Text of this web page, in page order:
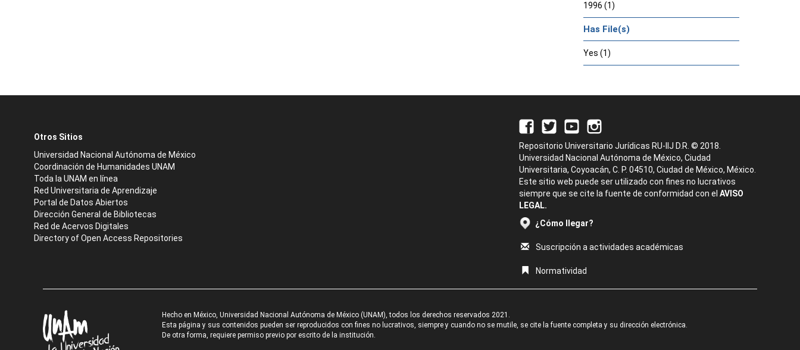
1996 (1)
Has File(s)
Yes (1)
Otros Sitios
Universidad Nacional Autónoma de México
Coordinación de Humanidades UNAM
Toda la UNAM en línea
Red Universitaria de Aprendizaje
Portal de Datos Abiertos
Dirección General de Bibliotecas
Red de Acervos Digitales
Directory of Open Access Repositories
Repositorio Universitario Jurídicas RU-IIJ D.R. © 2018.
Universidad Nacional Autónoma de México, Ciudad
Universitaria, Coyoacán, C. P. 04510, Ciudad de México, México.
Este sitio web puede ser utilizado con fines no lucrativos
siempre que se cite la fuente de conformidad con el AVISO
LEGAL.
¿Cómo llegar?
Suscripción a actividades académicas
Normatividad
Hecho en México, Universidad Nacional Autónoma de México (UNAM), todos los derechos reservados 2021.
Esta página y sus contenidos pueden ser reproducidos con fines no lucrativos, siempre y cuando no se mutile, se cite la fuente completa y su dirección electrónica.
De otra forma, requiere permiso previo por escrito de la institución.